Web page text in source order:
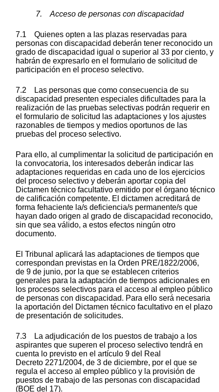
7. Acceso de personas con discapacidad
7.1 Quienes opten a las plazas reservadas para
personas con discapacidad deberán tener reconocido un
grado de discapacidad igual o superior al 33 por ciento, y
habrán de expresarlo en el formulario de solicitud de
participación en el proceso selectivo.
7.2 Las personas que como consecuencia de su
discapacidad presenten especiales dificultades para la
realización de las pruebas selectivas podrán requerir en
el formulario de solicitud las adaptaciones y los ajustes
razonables de tiempos y medios oportunos de las
pruebas del proceso selectivo.
Para ello, al cumplimentar la solicitud de participación en
la convocatoria, los interesados deberán indicar las
adaptaciones requeridas en cada uno de los ejercicios
del proceso selectivo y deberán aportar copia del
Dictamen técnico facultativo emitido por el órgano técnico
de calificación competente. El dictamen acreditará de
forma fehaciente la/s deficiencia/s permanente/s que
hayan dado origen al grado de discapacidad reconocido,
sin que sea válido, a estos efectos ningún otro
documento.
El Tribunal aplicará las adaptaciones de tiempos que
correspondan previstas en la Orden PRE/1822/2006,
de 9 de junio, por la que se establecen criterios
generales para la adaptación de tiempos adicionales en
los procesos selectivos para el acceso al empleo público
de personas con discapacidad. Para ello será necesaria
la aportación del Dictamen técnico facultativo en el plazo
de presentación de solicitudes.
7.3 La adjudicación de los puestos de trabajo a los
aspirantes que superen el proceso selectivo tendrá en
cuenta lo previsto en el artículo 9 del Real
Decreto 2271/2004, de 3 de diciembre, por el que se
regula el acceso al empleo público y la provisión de
puestos de trabajo de las personas con discapacidad
(BOE del 17).